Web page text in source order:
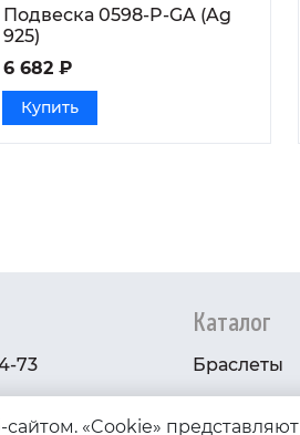
Подвеска 0598-P-GA (Ag
925)
6 682 ₽
Купить
73
Каталог
Браслеты
«Cookie» представляют